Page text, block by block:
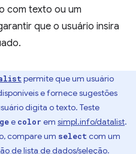
com texto ou um
que o usuário insira
permite que um usuário
e fornece sugestões
digita o texto. Teste
e color em simpl.info/datalist.
compare um selectcom um
de lista de dados/seleção.